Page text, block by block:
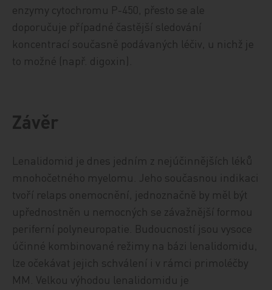
enzymy cytochromu P-450, přesto se ale
doporučuje případné častější sledování
koncentrací současně podávaných léčiv, u nichž je
to možné (např. digoxin).
Závěr
Lenalidomid je dnes jedním z nejúčinnějších léků
mnohočetného myelomu. Jeho současnou indikaci
tvoří relaps onemocnění, jednoznačně by měl být
upřednostněn u nemocných se závažnější formou
periferní polyneuropatie. Budoucností jsou vysoce
účinné kombinované režimy na bázi lenalidomidu,
lze očekávat jejich schválení i v rámci primoléčby
MM. Velkou výhodou lenalidomidu je